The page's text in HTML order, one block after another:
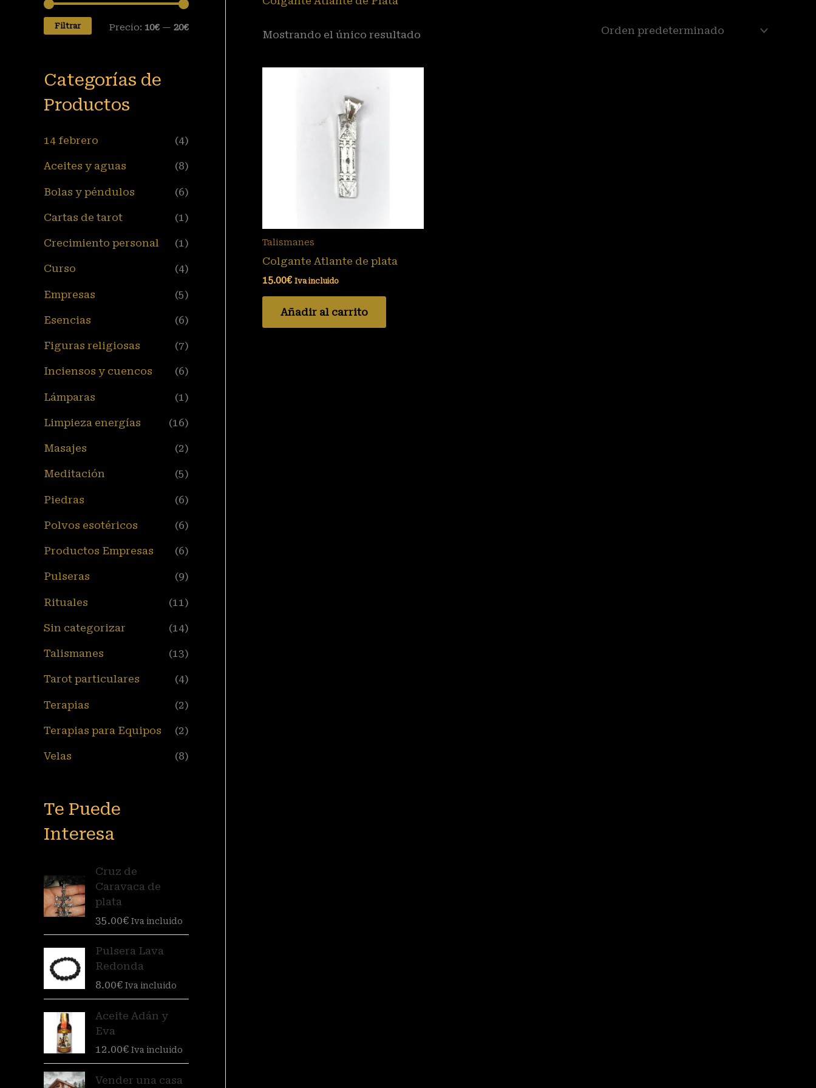
Filtrar Precio: 10€ — 20€
Categorías de
Productos
14 febrero (4)
Aceites y aguas (8)
Bolas y péndulos (6)
Cartas de tarot (1)
Crecimiento personal (1)
Curso (4)
Empresas (5)
Esencias (6)
Figuras religiosas (7)
Inciensos y cuencos (6)
Lámparas (1)
Limpieza energías (16)
Masajes (2)
Meditación (5)
Piedras (6)
Polvos esotéricos (6)
Productos Empresas (6)
Pulseras (9)
Rituales (11)
Sin categorizar (14)
Talismanes (13)
Tarot particulares (4)
Terapias (2)
Terapias para Equipos (2)
Velas (8)
Te Puede
Interesa
Cruz de
Caravaca de
plata
35.00€ Iva incluido
Pulsera Lava
Redonda
8.00€ Iva incluido
Aceite Adán y
Eva
12.00€ Iva incluido
Vender una casa
Mostrando el único resultado
Talismanes
Colgante Atlante de plata
15.00€ Iva incluido
Añadir al carrito